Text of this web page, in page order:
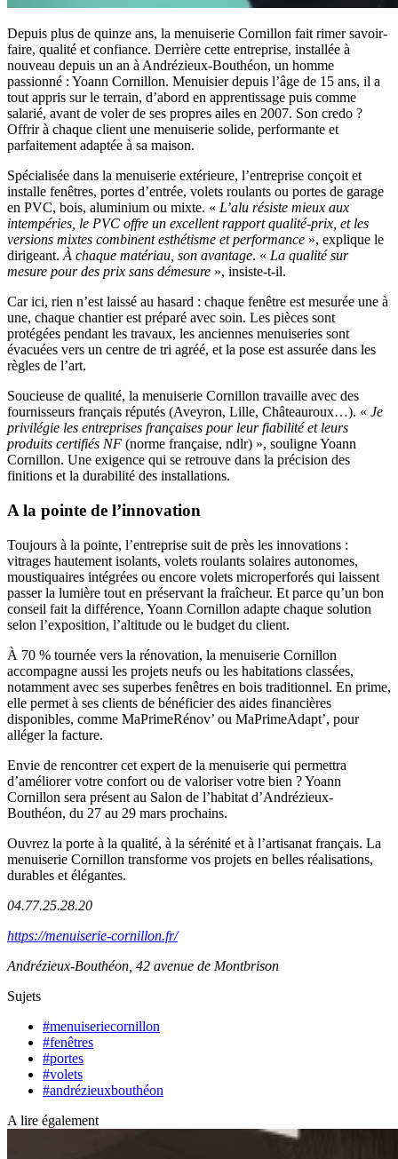
Depuis plus de quinze ans, la menuiserie Cornillon fait rimer savoir-
faire, qualité et confiance. Derrière cette entreprise, installée à
nouveau depuis un an à Andrézieux-Bouthéon, un homme
passionné : Yoann Cornillon. Menuisier depuis l’âge de 15 ans, il a
tout appris sur le terrain, d’abord en apprentissage puis comme
salarié, avant de voler de ses propres ailes en 2007. Son credo ?
Offrir à chaque client une menuiserie solide, performante et
parfaitement adaptée à sa maison.
Spécialisée dans la menuiserie extérieure, l’entreprise conçoit et
installe fenêtres, portes d’entrée, volets roulants ou portes de garage
en PVC, bois, aluminium ou mixte. « L’alu résiste mieux aux
intempéries, le PVC offre un excellent rapport qualité-prix, et les
versions mixtes combinent esthétisme et performance », explique le
dirigeant. À chaque matériau, son avantage. « La qualité sur
mesure pour des prix sans démesure », insiste-t-il.
Car ici, rien n’est laissé au hasard : chaque fenêtre est mesurée une à
une, chaque chantier est préparé avec soin. Les pièces sont
protégées pendant les travaux, les anciennes menuiseries sont
évacuées vers un centre de tri agréé, et la pose est assurée dans les
règles de l’art.
Soucieuse de qualité, la menuiserie Cornillon travaille avec des
fournisseurs français réputés (Aveyron, Lille, Châteauroux…). « Je
privilégie les entreprises françaises pour leur fiabilité et leurs
produits certifiés NF (norme française, ndlr) », souligne Yoann
Cornillon. Une exigence qui se retrouve dans la précision des
finitions et la durabilité des installations.
A la pointe de l’innovation
Toujours à la pointe, l’entreprise suit de près les innovations :
vitrages hautement isolants, volets roulants solaires autonomes,
moustiquaires intégrées ou encore volets microperforés qui laissent
passer la lumière tout en préservant la fraîcheur. Et parce qu’un bon
conseil fait la différence, Yoann Cornillon adapte chaque solution
selon l’exposition, l’altitude ou le budget du client.
À 70 % tournée vers la rénovation, la menuiserie Cornillon
accompagne aussi les projets neufs ou les habitations classées,
notamment avec ses superbes fenêtres en bois traditionnel. En prime,
elle permet à ses clients de bénéficier des aides financières
disponibles, comme MaPrimeRénov’ ou MaPrimeAdapt’, pour
alléger la facture.
Envie de rencontrer cet expert de la menuiserie qui permettra
d’améliorer votre confort ou de valoriser votre bien ? Yoann
Cornillon sera présent au Salon de l’habitat d’Andrézieux-
Bouthéon, du 27 au 29 mars prochains.
Ouvrez la porte à la qualité, à la sérénité et à l’artisanat français. La
menuiserie Cornillon transforme vos projets en belles réalisations,
durables et élégantes.
04.77.25.28.20
https://menuiserie-cornillon.fr/
Andrézieux-Bouthéon, 42 avenue de Montbrison
Sujets
#menuiseriecornillon
#fenêtres
#portes
#volets
#andrézieuxbouthéon
A lire également